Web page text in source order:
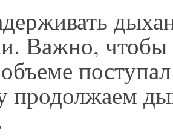
Важно, чтобы
продолжаем